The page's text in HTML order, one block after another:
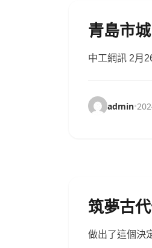
青島市
中工網訊 2月
admin•
筑夢古
做出了這個決